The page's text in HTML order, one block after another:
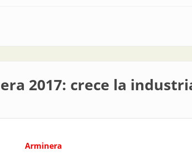
2017
2017: crece la
Arminera